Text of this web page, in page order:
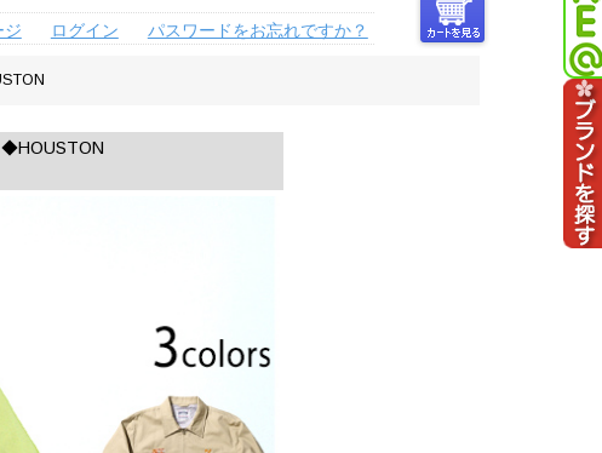
ジ ログイン パスワードをお忘れですか？
◆HOUSTON